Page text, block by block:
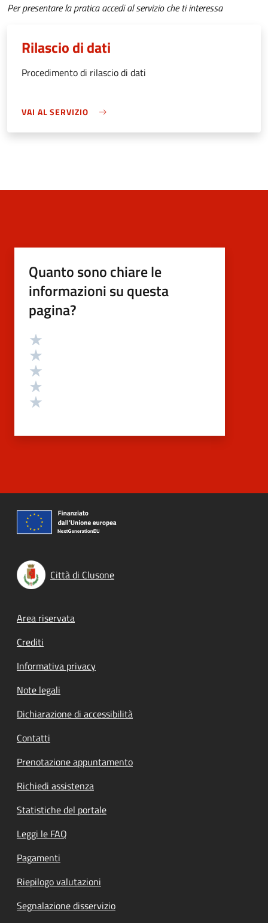
Per presentare la pratica accedi al servizio che ti interessa
Rilascio di dati
Procedimento di rilascio di dati
VAI AL SERVIZIO
Quanto sono chiare le
informazioni su questa
pagina?
Valutazione
Città di Clusone
Footer menu
Area riservata
Crediti
Informativa privacy
Note legali
Dichiarazione di accessibilità
Contatti
Prenotazione appuntamento
Richiedi assistenza
Statistiche del portale
Leggi le FAQ
Pagamenti
Riepilogo valutazioni
Segnalazione disservizio